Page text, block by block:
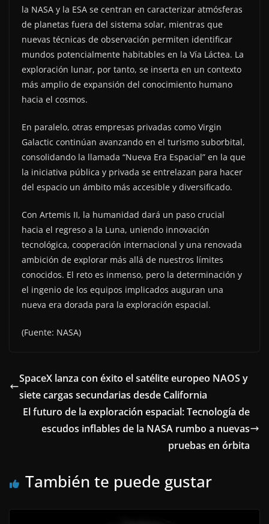
la NASA y la ESA se centran en caracterizar atmósferas
de planetas fuera del sistema solar, mientras que
nuevas técnicas de observación permiten identificar
mundos potencialmente habitables en la Vía Láctea. La
exploración lunar, por tanto, se inserta en un contexto
más amplio de expansión del conocimiento humano
hacia el cosmos.
En paralelo, otras empresas privadas como Virgin
Galactic continúan avanzando en el turismo suborbital,
consolidando la llamada “Nueva Era Espacial” en la que
la iniciativa pública y privada se entrelazan para hacer
del espacio un ámbito más accesible y diversificado.
Con Artemis II, la humanidad dará un paso crucial
hacia el regreso a la Luna, uniendo innovación
tecnológica, cooperación internacional y una renovada
ambición de explorar más allá de nuestros límites
conocidos. El reto es inmenso, pero la determinación y
el ingenio de los equipos implicados auguran una
nueva era dorada para la exploración espacial.
(Fuente: NASA)
SpaceX lanza con éxito el satélite europeo NAOS y
siete cargas secundarias desde California
El futuro de la exploración espacial: Tecnología de
escudos inflables de la NASA rumbo a nuevas
pruebas en órbita
También te puede gustar